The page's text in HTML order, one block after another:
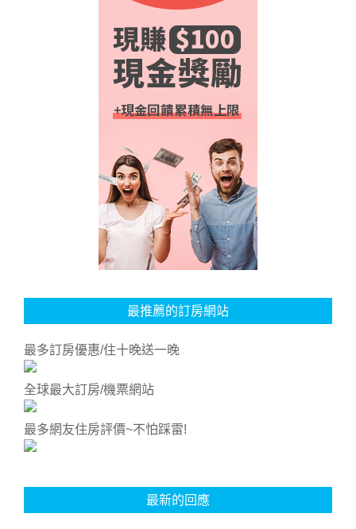
最推薦的訂房網站
最多訂房優惠/住十晚送一晚
全球最大訂房/機票網站
最多網友住房評價~不怕踩雷!
最新的回應